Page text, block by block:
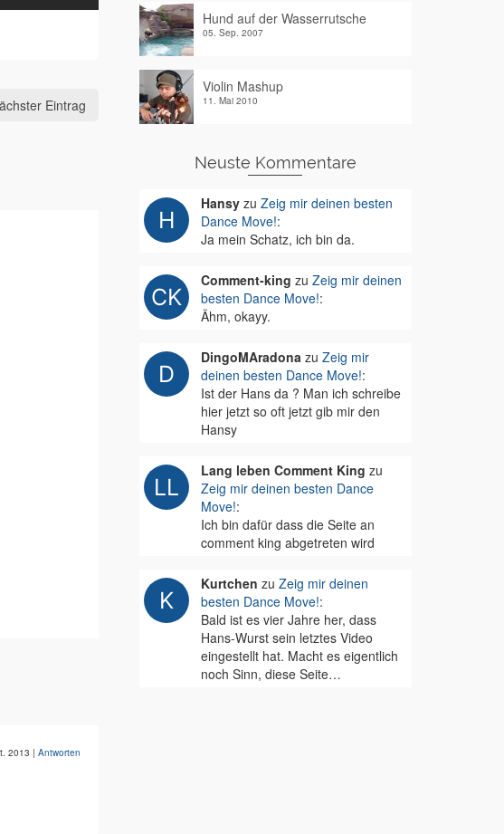
Eintrag
2013 | Antworten
Hund auf der Wasserrutsche
05. Sep. 2007
Violin Mashup
11. Mai 2010
Neuste Kommentare
Hansyzu Zeig mir deinen besten
Dance Move!:
Ja mein Schatz, ich bin da.
Comment-king zu Zeig mir deinen
besten Dance Move!:
Ähm, okayy.
DingoMAradonazu Zeig mir
deinen besten Dance Move!:
Ist der Hans da ? Man ich schreibe
hier jetzt so oft jetzt gib mir den
Hansy
Lang leben Comment King zu
Zeig mir deinen besten Dance
Move!:
Ich bin dafür dass die Seite an
comment king abgetreten wird
Kurtchen zu Zeig mir deinen
besten Dance Move!:
Bald ist es vier Jahre her, dass
Hans-Wurst sein letztes Video
eingestellt hat. Macht es eigentlich
noch Sinn, diese Seite…